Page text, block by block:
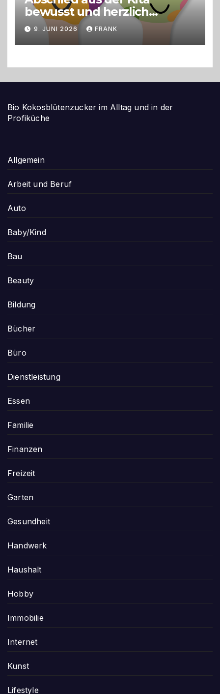
bewusst und herzlich
gestalten
9. JUNI 2026 FRANK
Bio Kokosblütenzucker im Alltag und in der
Profiküche
Allgemein
Arbeit und Beruf
Auto
Baby/Kind
Bau
Beauty
Bildung
Bücher
Büro
Dienstleistung
Essen
Familie
Finanzen
Freizeit
Garten
Gesundheit
Handwerk
Haushalt
Hobby
Immobilie
Internet
Kunst
Lifestyle